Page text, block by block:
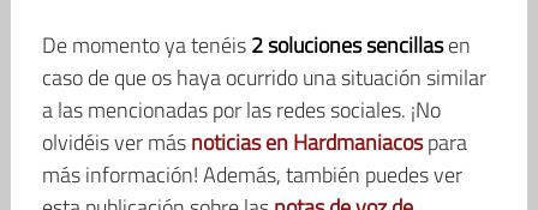
De momento ya tenéis2 soluciones sencillasen
caso de que os haya ocurrido una situación similar
a las mencionadas por las redes sociales. ¡No
olvidéis ver másnoticias en Hardmaniacospara
más información! Además, también puedes ver